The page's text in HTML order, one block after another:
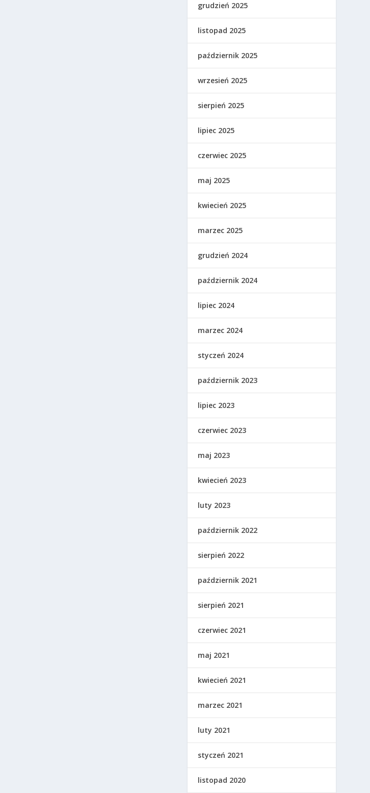
grudzień 2025
listopad 2025
październik 2025
wrzesień 2025
sierpień 2025
lipiec 2025
czerwiec 2025
maj 2025
kwiecień 2025
marzec 2025
grudzień 2024
październik 2024
lipiec 2024
marzec 2024
styczeń 2024
październik 2023
lipiec 2023
czerwiec 2023
maj 2023
kwiecień 2023
luty 2023
październik 2022
sierpień 2022
październik 2021
sierpień 2021
czerwiec 2021
maj 2021
kwiecień 2021
marzec 2021
luty 2021
styczeń 2021
listopad 2020